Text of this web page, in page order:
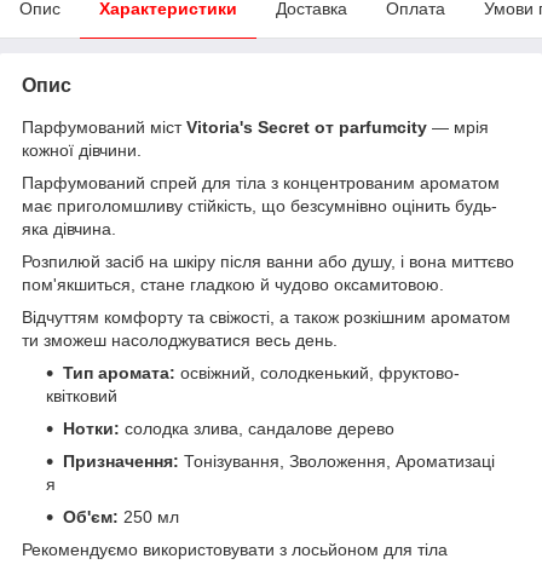
Опис Характеристики Доставка Оплата Умови
Опис
Парфумований містVitoria's Secret от parfumcity — мрія
кожної дівчини.
Парфумований спрей для тіла з концентрованим ароматом
має приголомшливу стійкість, що безсумнівно оцінить будь-
яка дівчина.
Розпилюй засіб на шкіру після ванни або душу, і вона миттєво
пом'якшиться, стане гладкою й чудово оксамитовою.
Відчуттям комфорту та свіжості, а також розкішним ароматом
ти зможеш насолоджуватися весь день.
Тип аромата: освіжний, солодкенький, фруктово-
квітковий
Нотки: солодка злива, сандалове дерево
Призначення: Тонізування, Зволоження, Ароматизаці
я
Об'єм: 250 мл
Рекомендуємо використовувати з лосьйоном для тіла